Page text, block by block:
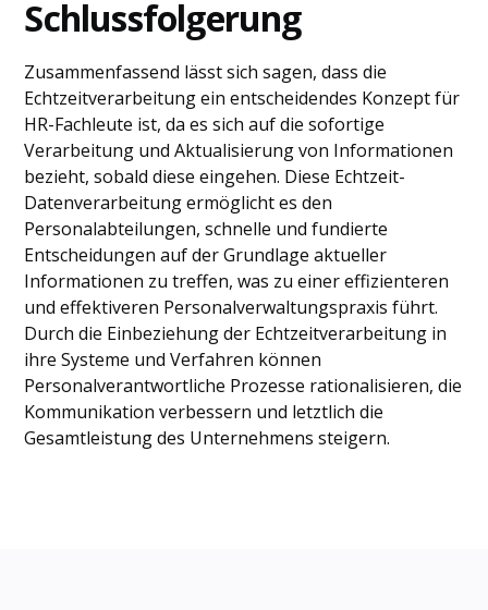
Schlussfolgerung
Zusammenfassend lässt sich sagen, dass die
Echtzeitverarbeitung ein entscheidendes Konzept für
HR-Fachleute ist, da es sich auf die sofortige
Verarbeitung und Aktualisierung von Informationen
bezieht, sobald diese eingehen. Diese Echtzeit-
Datenverarbeitung ermöglicht es den
Personalabteilungen, schnelle und fundierte
Entscheidungen auf der Grundlage aktueller
Informationen zu treffen, was zu einer effizienteren
und effektiveren Personalverwaltungspraxis führt.
Durch die Einbeziehung der Echtzeitverarbeitung in
ihre Systeme und Verfahren können
Personalverantwortliche Prozesse rationalisieren, die
Kommunikation verbessern und letztlich die
Gesamtleistung des Unternehmens steigern.